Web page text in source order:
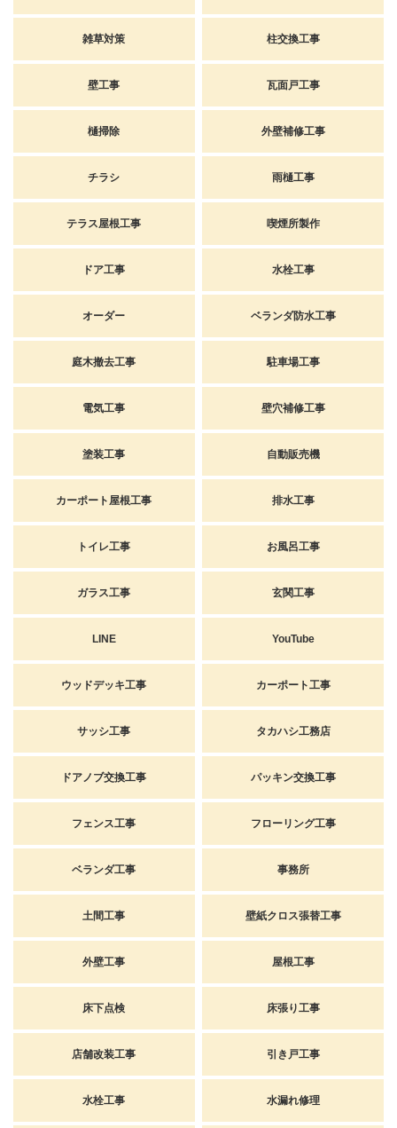
雑草対策 柱交換工事
壁工事 瓦面戸工事
樋掃除 外壁補修工事
チラシ 雨樋工事
テラス屋根工事 喫煙所製作
ドア工事 水栓工事
オーダー ベランダ防水工事
庭木撤去工事 駐車場工事
電気工事 壁穴補修工事
塗装工事 自動販売機
カーポート屋根工事 排水工事
トイレ工事 お風呂工事
ガラス工事 玄関工事
LINE YouTube
ウッドデッキ工事 カーポート工事
サッシ工事 タカハシ工務店
ドアノブ交換工事 パッキン交換工事
フェンス工事 フローリング工事
ベランダ工事 事務所
土間工事 壁紙クロス張替工事
外壁工事 屋根工事
床下点検 床張り工事
店舗改装工事 引き戸工事
水栓工事 水漏れ修理